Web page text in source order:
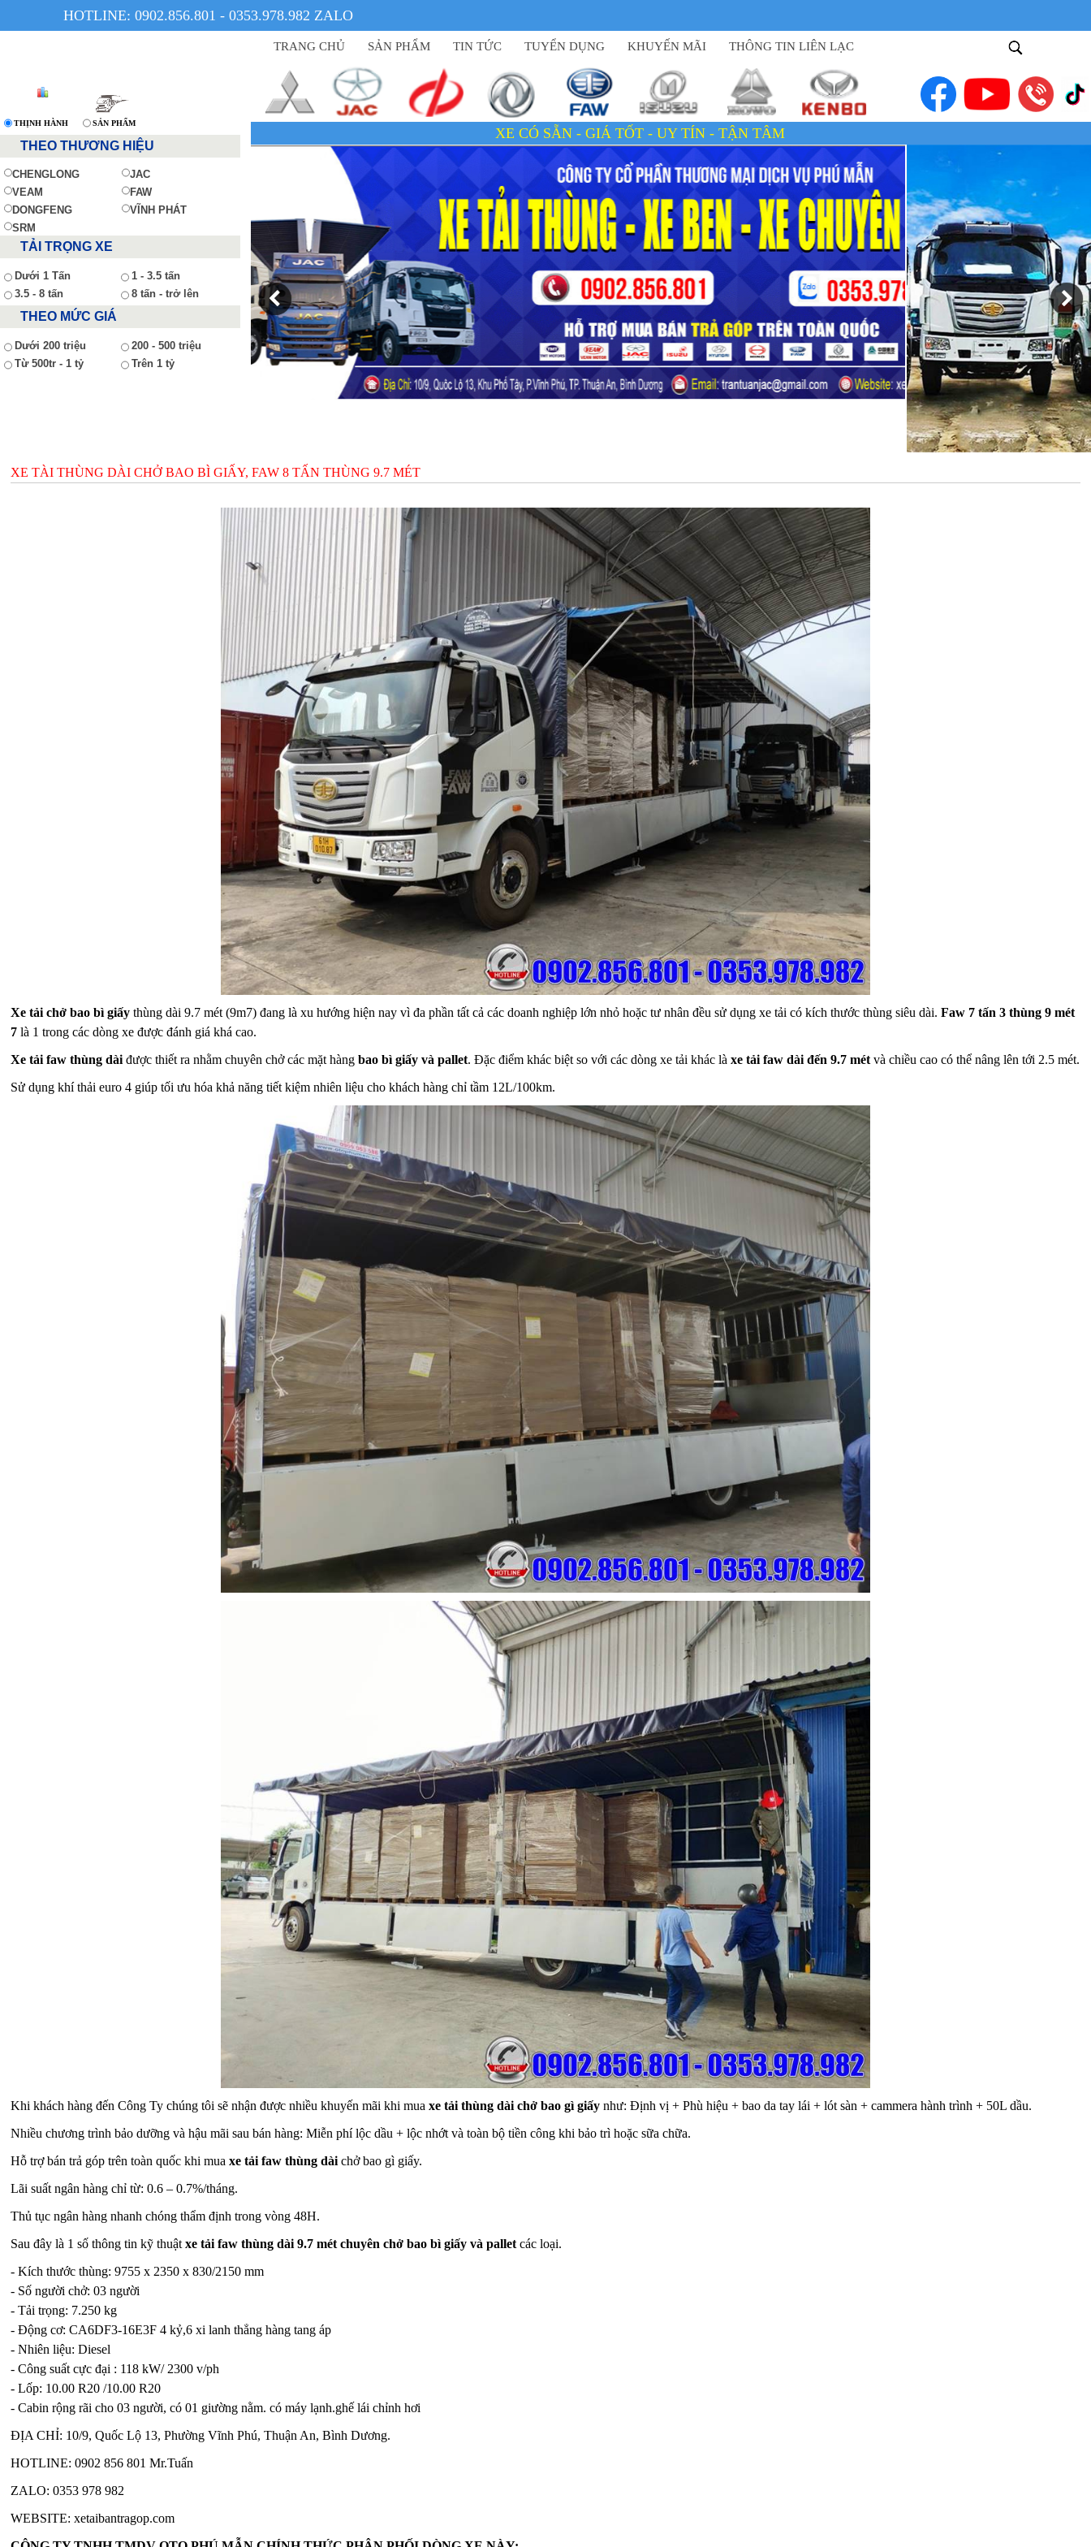
HOTLINE: 0902.856.801 - 0353.978.982 ZALO
TRANG CHỦ SẢN PHẨM TIN TỨC TUYỂN DỤNG KHUYẾN MÃI THÔNG TIN LIÊN LẠC
XE CÓ SẴN - GIÁ TỐT - UY TÍN - TẬN TÂM
THỊNH HÀNH SẢN PHẨM
THEO THƯƠNG HIỆU
CHENGLONG
JAC
VEAM
FAW
DONGFENG
VĨNH PHÁT
SRM
TẢI TRỌNG XE
Dưới 1 Tấn
1 - 3.5 tấn
3.5 - 8 tấn
8 tấn - trở lên
THEO MỨC GIÁ
Dưới 200 triệu
200 - 500 triệu
Từ 500tr - 1 tỷ
Trên 1 tỷ
XE TÀI THÙNG DÀI CHỞ BAO BÌ GIẤY, FAW 8 TẤN THÙNG 9.7 MÉT
Xe tải chở bao bì giấy thùng dài 9.7 mét (9m7) đang là xu hướng hiện nay vì đa phần tất cả các doanh nghiệp lớn nhỏ hoặc tư nhân đều sử dụng xe tải có kích thước thùng siêu dài.Faw 7 tấn 3 thùng 9 mét
7 là 1 trong các dòng xe được đánh giá khá cao.
Xe tải faw thùng dài được thiết ra nhằm chuyên chở các mặt hàngbao bì giấy và pallet. Đặc điểm khác biệt so với các dòng xe tải khác làxe tải faw dài đến 9.7 mét và chiều cao có thể nâng lên tới 2.5 mét.
Sử dụng khí thải euro 4 giúp tối ưu hóa khả năng tiết kiệm nhiên liệu cho khách hàng chỉ tầm 12L/100km.
Khi khách hàng đến Công Ty chúng tôi sẽ nhận được nhiều khuyến mãi khi muaxe tải thùng dài chở bao gì giấy như: Định vị + Phù hiệu + bao da tay lái + lót sàn + cammera hành trình + 50L dầu.
Nhiều chương trình bảo dưỡng và hậu mãi sau bán hàng: Miễn phí lộc dầu + lộc nhớt và toàn bộ tiền công khi bảo trì hoặc sữa chữa.
Hỗ trợ bán trả góp trên toàn quốc khi muaxe tải faw thùng dài chở bao gì giấy.
Lãi suất ngân hàng chỉ từ: 0.6 – 0.7%/tháng.
Thủ tục ngân hàng nhanh chóng thẩm định trong vòng 48H.
Sau đây là 1 số thông tin kỹ thuậtxe tải faw thùng dài 9.7 mét chuyên chở bao bì giấy và pallet các loại.
- Kích thước thùng: 9755 x 2350 x 830/2150 mm
- Số người chở: 03 người
- Tải trọng: 7.250 kg
- Động cơ: CA6DF3-16E3F 4 kỷ,6 xi lanh thẳng hàng tang áp
- Nhiên liệu: Diesel
- Công suất cực đại : 118 kW/ 2300 v/ph
- Lốp: 10.00 R20 /10.00 R20
- Cabin rộng rãi cho 03 người, có 01 giường nằm. có máy lạnh.ghế lái chỉnh hơi
ĐỊA CHỈ: 10/9, Quốc Lộ 13, Phường Vĩnh Phú, Thuận An, Bình Dương.
HOTLINE: 0902 856 801 Mr.Tuấn
ZALO: 0353 978 982
WEBSITE: xetaibantragop.com